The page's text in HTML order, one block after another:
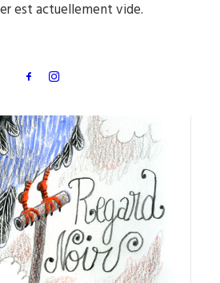
est actuellement vide.